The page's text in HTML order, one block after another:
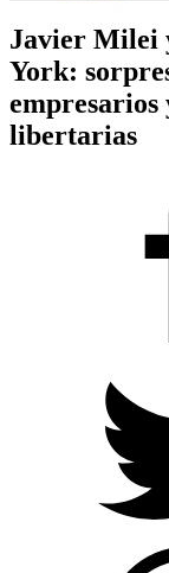
Javier Milei
York:
empresarios
libertarias